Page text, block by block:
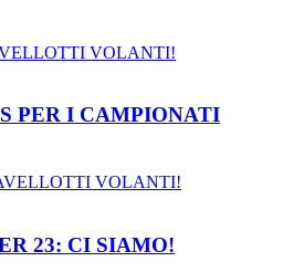
PER I CAMPIONATI
23: CI SIAMO!